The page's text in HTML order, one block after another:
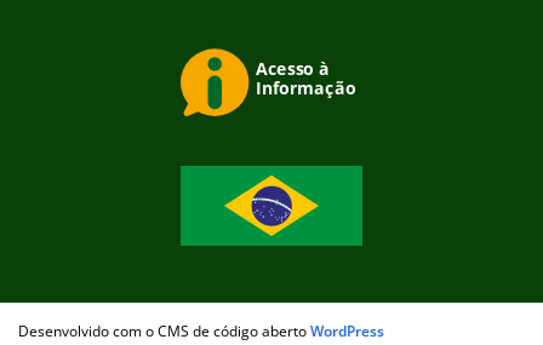
Desenvolvido com o CMS de código abertoWordPress